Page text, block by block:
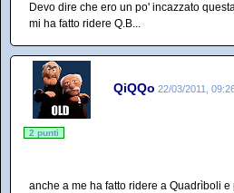
Devo dire che ero un po' incazzato
mi ha fatto ridere Q.B...
QiQQo 22/03/2011,
2 punti
anche a me ha fatto ridere a Quadrìboli